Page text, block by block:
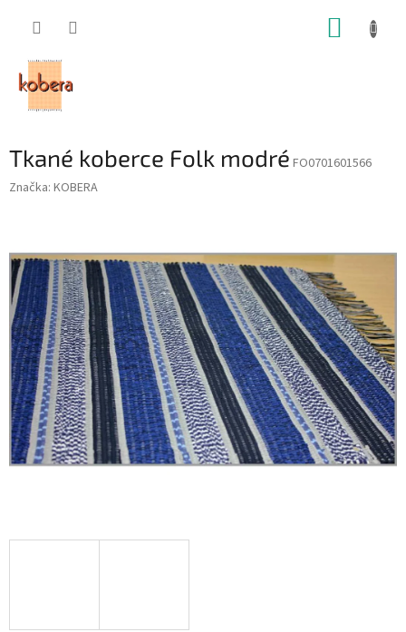
Tkané koberce Folk modré FO0701601566
Značka: KOBERA